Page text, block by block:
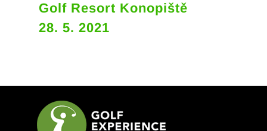
Golf Resort Konopiště
28. 5. 2021